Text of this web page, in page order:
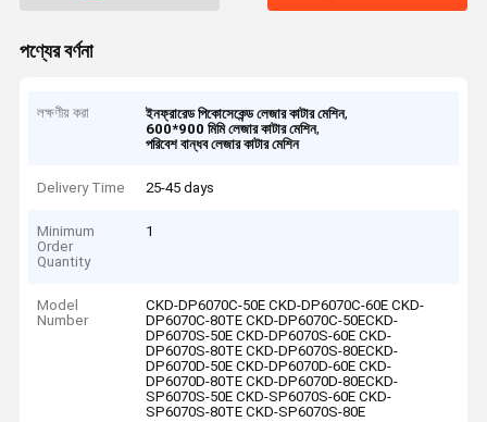
পণ্যের বর্ণনা
লক্ষণীয় করা ইনফ্রারেড পিকোসেকেন্ড লেজার কাটার মেশিন,
600*900 মিমি লেজার কাটার মেশিন,
পরিবেশ বান্ধব লেজার কাটার মেশিন
Delivery Time 25-45 days
Minimum
Order
Quantity
1
Model
Number
CKD-DP6070C-50E CKD-DP6070C-60E CKD-
DP6070C-80TE CKD-DP6070C-50ECKD-
DP6070S-50E CKD-DP6070S-60E CKD-
DP6070S-80TE CKD-DP6070S-80ECKD-
DP6070D-50E CKD-DP6070D-60E CKD-
DP6070D-80TE CKD-DP6070D-80ECKD-
SP6070S-50E CKD-SP6070S-60E CKD-
SP6070S-80TE CKD-SP6070S-80E